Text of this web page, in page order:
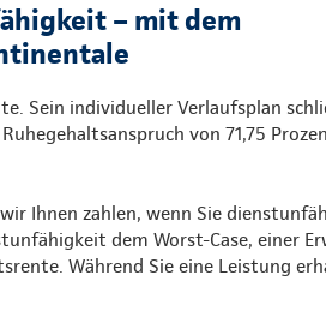
– mit dem
Sein individueller Verlaufsplan
von 71,75
Ihnen zahlen, wenn Sie
dem Worst-Case, einer
Während Sie eine Leistung